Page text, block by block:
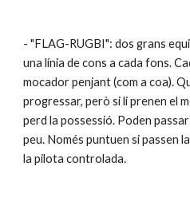
- "FLAG-RUGBI": dos grans
una línia de cons a cada fons.
mocador penjant (com a coa).
progressar, però si li prenen el
perd la possessió. Poden
peu. Només puntuen si passen
la pilota controlada.